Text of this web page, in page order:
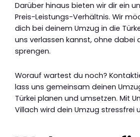
Darüber hinaus bieten wir dir ein
Preis-Leistungs-Verhältnis. Wir
dich bei deinem Umzug in die
uns verlassen kannst, ohne dabei
sprengen.
Worauf wartest du noch?
lass uns gemeinsam deinen
Türkei planen und umsetzen. Mit
Villach wird dein Umzug stressfrei